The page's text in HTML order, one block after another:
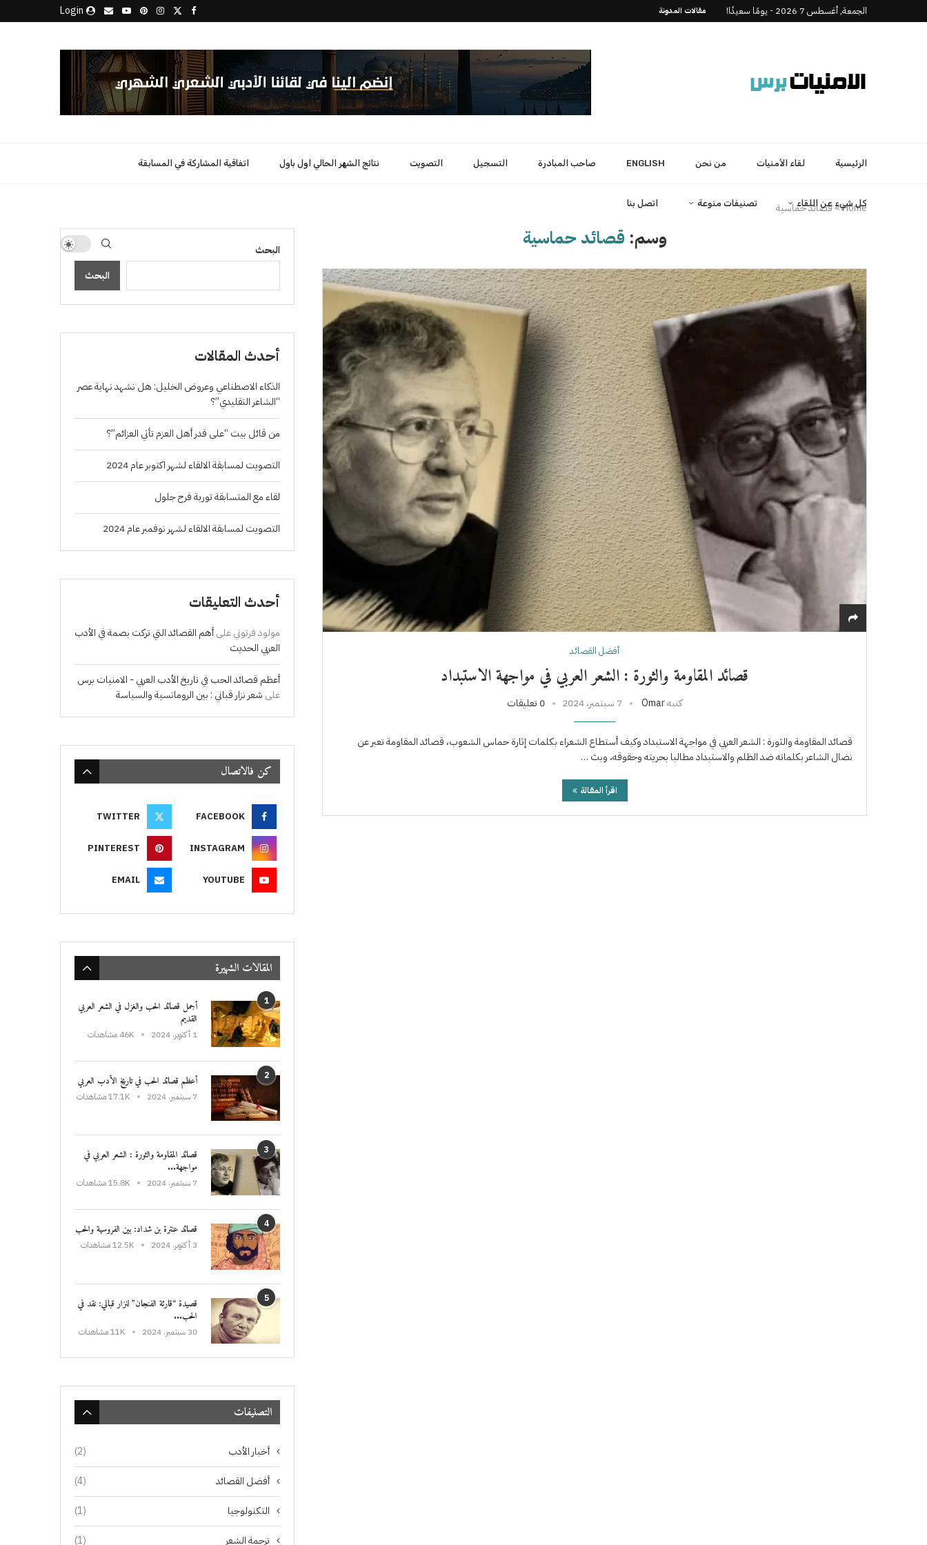
الجمعة, أغسطس 7 2026 - يومًا سعيدًا! مقالات المدونة Login
الرئيسية لقاء الأمنيات من نحن ENGLISH صاحب المبادرة التسجيل التصويت نتائج الشهر الحالي اول باول اتفاقية المشاركة في المسابقة
كل شيء عن اللقاء تصنيفات منوعة اتصل بنا Home
»قصائد حماسية
وسم: قصائد حماسية
أفضل القصائد
قصائد المقاومة والثورة : الشعر العربي في مواجهة الاستبداد
كتبهOmar 7 سبتمبر، 2024 0 تعليقات
قصائد المقاومة والثورة : الشعر العربي في مواجهة الاستبداد وكيف أستطاع الشعراء بكلمات إثارة حماس الشعوب، قصائد المقاومة تعبر عن
نضال الشاعر بكلماته ضد الظلم والاستبداد مطالبا بحريته وحقوقه، وبث …
اقرأ المقالة
البحث
البحث
أحدث المقالات
الذكاء الاصطناعي وعروض الخليل: هل نشهد نهاية عصر
“الشاعر التقليدي”؟
من قائل بيت “على قدر أهل العزم تأتي العزائم”؟
التصويت لمسابقة الالقاء لشهر اكتوبر عام 2024
لقاء مع المتسابقة تورية فرح جلول
التصويت لمسابقة الالقاء لشهر نوفمبر عام 2024
أحدث التعليقات
مولود فرتونيعلىأهم القصائد التي تركت بصمة في الأدب
العربي الحديث
أعظم قصائد الحب في تاريخ الأدب العربي - الامنيات برس
على شعر نزار قباني : بين الرومانسية والسياسة
كن فالاتصال
FACEBOOK
TWITTER
INSTAGRAM
PINTEREST
YOUTUBE
EMAIL
المقالات الشهيرة
1 أجمل قصائد الحب والغزل في الشعر العربي
القديم
1 أكتوبر، 2024 46K مشاهدات
2 أعظم قصائد الحب في تاريخ الأدب العربي
7 سبتمبر، 2024 17.1K مشاهدات
3 قصائد المقاومة والثورة : الشعر العربي في
مواجهة...
7 سبتمبر، 2024 15.8K مشاهدات
4 قصائد عنترة بن شداد: بين الفروسية والحب
3 أكتوبر، 2024 12.5K مشاهدات
5 قصيدة “قارئة الفنجان” لنزار قباني: نقد في
الحب...
30 سبتمبر، 2024 11K مشاهدات
التصنيفات
أخبار الأدب (2)
أفضل القصائد (4)
التكنولوجيا (1)
ترجمة الشعر (1)